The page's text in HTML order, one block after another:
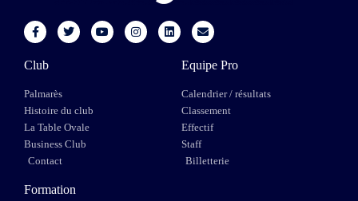
Club
Palmarès
Histoire du club
La Table Ovale
Business Club
Contact
Equipe Pro
Calendrier / résultats
Classement
Effectif
Staff
Billetterie
Formation